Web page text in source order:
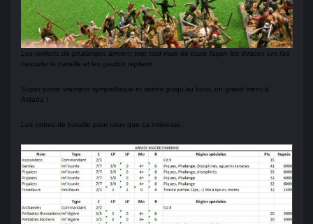
Les renforts de phalanges arrivent trop tard mais de toute façon les thraces ont fait
basculer la bataille et les gaulois replient.
Super partie vraiment sympathique et serrée jusqu'au bout, un grand merci à
Aldada !
Les ordres de bataille pour ceux que ça intéresse :